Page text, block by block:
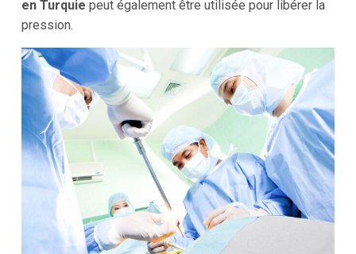
en Turquie peut également être utilisée pour libérer la
pression.